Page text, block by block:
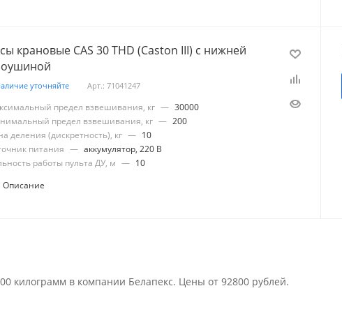
крановые CAS 30 THD (Caston III) с нижней
уточняйте Арт.: 71041247
предел взвешивания, кг — 30000
предел взвешивания, кг — 200
деления (дискретность), кг — 10
питания — аккумулятор, 220 В
работы пульта ДУ, м — 10
Описание
килограмм в компании Белапекс. Цены от 92800 рублей.